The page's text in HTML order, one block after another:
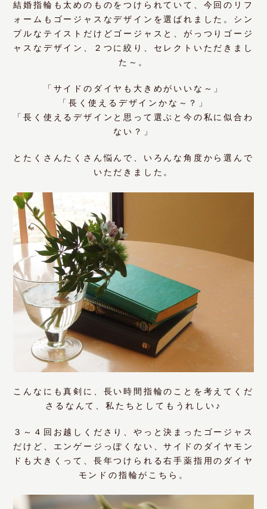
結婚指輪も太めのものをつけられていて、今回のリフ
ォームもゴージャスなデザインを選ばれました。シン
プルなテイストだけどゴージャスと、がっつりゴージ
ャスなデザイン、２つに絞り、セレクトいただきまし
た～。
「サイドのダイヤも大きめがいいな～」
「長く使えるデザインかな～？」
「長く使えるデザインと思って選ぶと今の私に似合わ
ない？」
とたくさんたくさん悩んで、いろんな角度から選んで
いただきました。
こんなにも真剣に、長い時間指輪のことを考えてくだ
さるなんて、私たちとしてもうれしい♪
３～４回お越しくださり、やっと決まったゴージャス
だけど、エンゲージっぽくない、サイドのダイヤモン
ドも大きくって、長年つけられる右手薬指用のダイヤ
モンドの指輪がこちら。